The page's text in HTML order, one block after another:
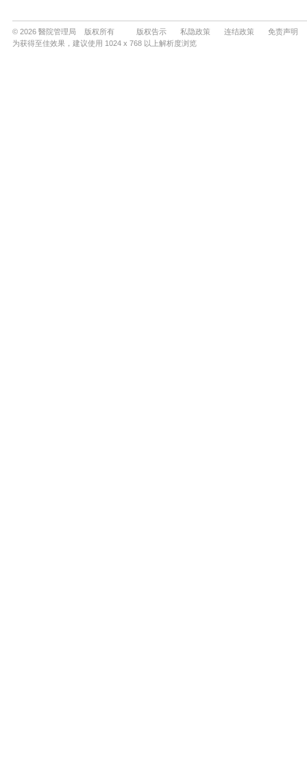
© 2026 醫院管理局 版权所有 版权告示 私隐政策 连结政策
免责声明
为获得至佳效果，建议使用 1024 x 768 以上解析度浏览